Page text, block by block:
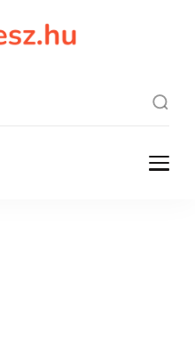
finomlesz.hu
Recept, ami finom lesz.